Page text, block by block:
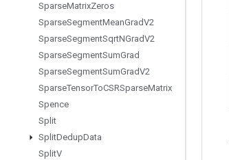
SparseMatrixZeros
SparseSegmentMeanGradV2
SparseSegmentSqrtNGradV2
SparseSegmentSumGrad
SparseSegmentSumGradV2
SparseTensorToCSRSparseMatrix
Spence
Split
SplitDedupData
SplitV